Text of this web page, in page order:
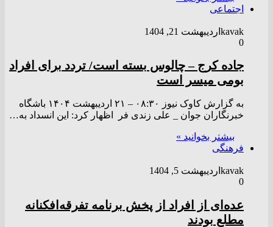
اجتماعی
kavak اردیبهشت 21, 1404
0
جاده کرج – چالوس بسته است/ تردد برای افراد
بومی میسر است
به گزارش کاوک نیوز ۰۸:۳۰ – ۲۱ ارديبهشت ۱۴۰۴ باشگاه
خبرنگاران جوان _ علی زندی فر اظهار کرد: این انسداد به…
بیشتر بخوانید »
فرهنگی
kavak اردیبهشت 5, 1404
0
عده‌ای از افراد از پخش برنامه تفرقه‌افکنانه
مطلع بودند